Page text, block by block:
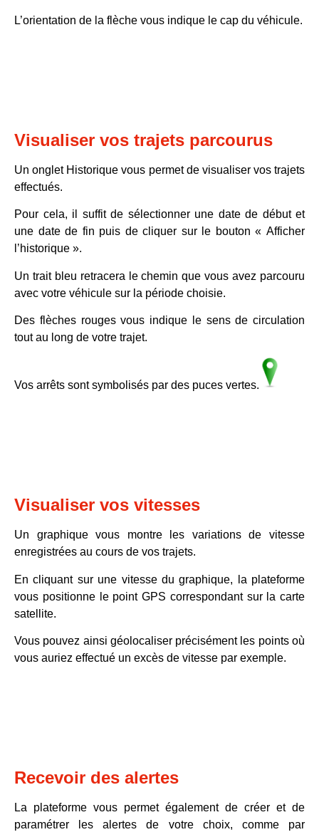
L’orientation de la flèche vous indique le cap du véhicule.
Visualiser vos trajets parcourus
Un onglet Historiquevous permet de visualiser vos trajets
effectués.
Pour cela, il suffit de sélectionner une date de début et
une date de fin puis de cliquer sur le bouton« Afficher
l’historique ».
Un trait bleu retracera le chemin que vous avez parcouru
avec votre véhicule sur la période choisie.
Des flèches rouges vous indique le sens de circulation
tout au long de votre trajet.
Vos arrêts sont symbolisés par des puces vertes.
Visualiser vos vitesses
Un graphiquevous montre les variations de vitesse
enregistrées au cours de vos trajets.
En cliquant sur une vitesse du graphique, la plateforme
vous positionne le point GPS correspondant sur la carte
satellite.
Vous pouvez ainsi géolocaliser précisément les points où
vous auriez effectué un excès de vitesse par exemple.
Recevoir des alertes
La plateforme vous permet également de créer et de
paramétrer lesalertesde votre choix, comme par